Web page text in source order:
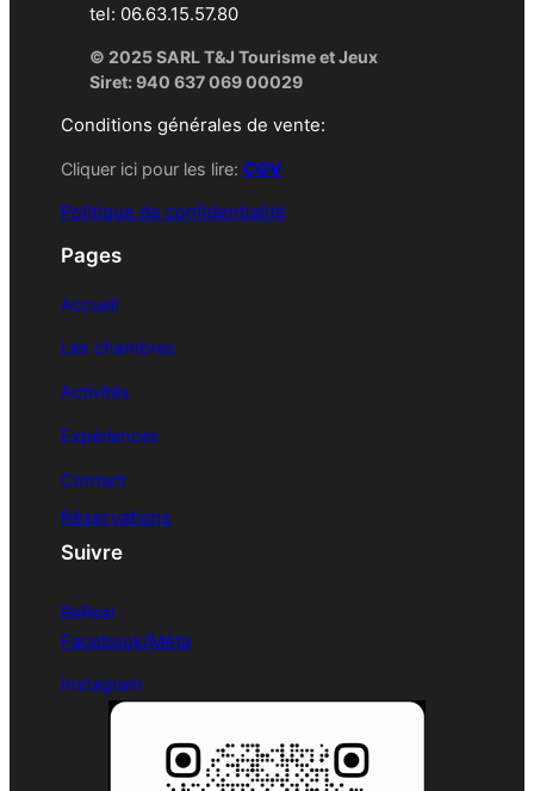
tel: 06.63.15.57.80
© 2025 SARL T&J Tourisme et Jeux
Siret: 940 637 069 00029
Conditions générales de vente:
Cliquer ici pour les lire:CGV
Politique de confidentialité
Pages
Accueil
Les chambres
Activités
Expériences
Contact
Réservations
Suivre
BeReal
Facebook/Méta
Instagram